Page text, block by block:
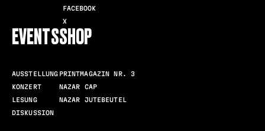
FACEBOOK
X
EVENTS
AUSSTELLUNG
KONZERT
LESUNG
DISKUSSION
SHOP
PRINTMAGAZIN NR. 3
NAZAR CAP
NAZAR JUTEBEUTEL